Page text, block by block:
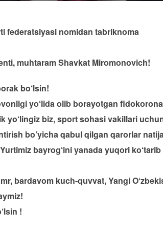
federatsiyasi nomidan tabriknoma
muhtaram Shavkat Miromonovich!
bo‘lsin!
yo‘lida olib borayotgan
yo‘lingiz biz, sport sohasi vakillari
bo’yicha qabul qilgan qarorlar
bayrog‘ini yanada yuqori
bardavom kuch-quvvat, Yangi
!